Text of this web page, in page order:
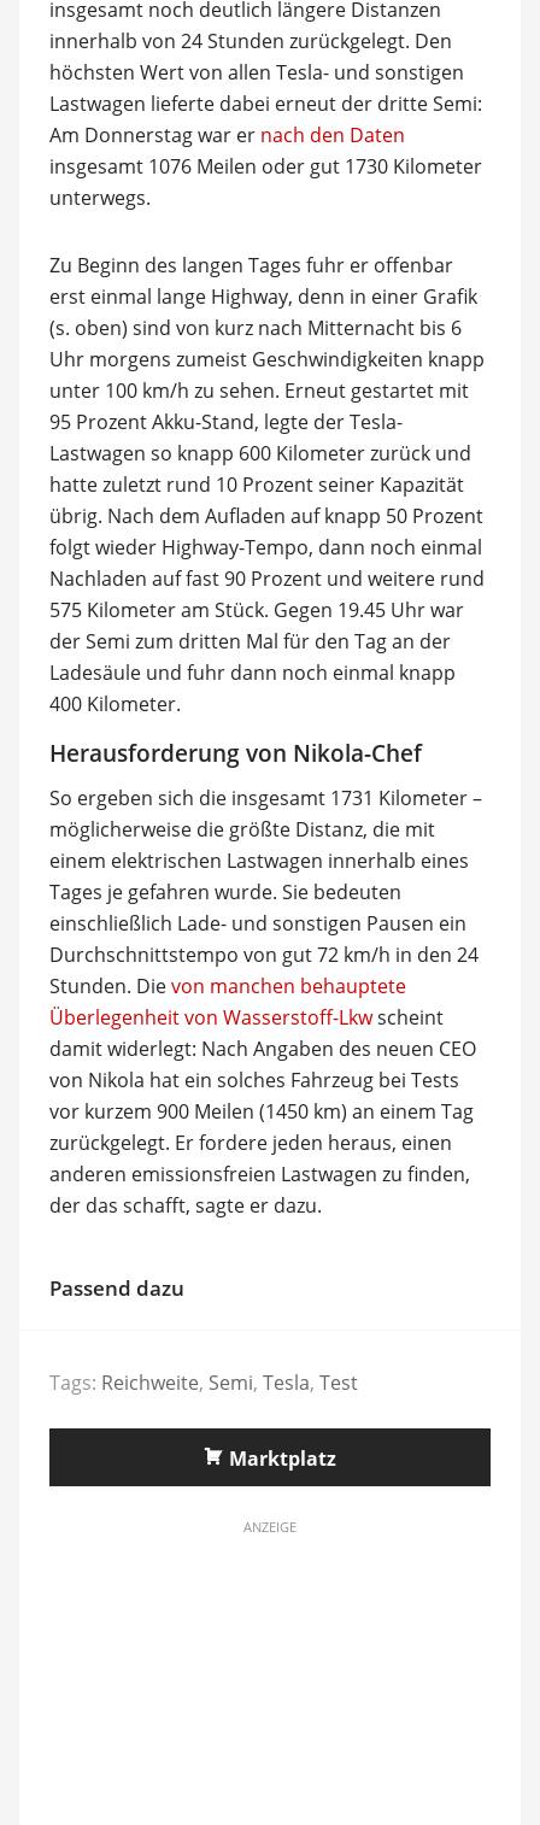
insgesamt noch deutlich längere Distanzen
innerhalb von 24 Stunden zurückgelegt. Den
höchsten Wert von allen Tesla- und sonstigen
Lastwagen lieferte dabei erneut der dritte Semi:
Am Donnerstag war er nach den Daten
insgesamt 1076 Meilen oder gut 1730 Kilometer
unterwegs.
Zu Beginn des langen Tages fuhr er offenbar
erst einmal lange Highway, denn in einer Grafik
(s. oben) sind von kurz nach Mitternacht bis 6
Uhr morgens zumeist Geschwindigkeiten knapp
unter 100 km/h zu sehen. Erneut gestartet mit
95 Prozent Akku-Stand, legte der Tesla-
Lastwagen so knapp 600 Kilometer zurück und
hatte zuletzt rund 10 Prozent seiner Kapazität
übrig. Nach dem Aufladen auf knapp 50 Prozent
folgt wieder Highway-Tempo, dann noch einmal
Nachladen auf fast 90 Prozent und weitere rund
575 Kilometer am Stück. Gegen 19.45 Uhr war
der Semi zum dritten Mal für den Tag an der
Ladesäule und fuhr dann noch einmal knapp
400 Kilometer.
Herausforderung von Nikola-Chef
So ergeben sich die insgesamt 1731 Kilometer –
möglicherweise die größte Distanz, die mit
einem elektrischen Lastwagen innerhalb eines
Tages je gefahren wurde. Sie bedeuten
einschließlich Lade- und sonstigen Pausen ein
Durchschnittstempo von gut 72 km/h in den 24
Stunden. Dievon manchen behauptete
Überlegenheit von Wasserstoff-Lkwscheint
damit widerlegt: Nach Angaben des neuen CEO
von Nikola hat ein solches Fahrzeug bei Tests
vor kurzem 900 Meilen (1450 km) an einem Tag
zurückgelegt. Er fordere jeden heraus, einen
anderen emissionsfreien Lastwagen zu finden,
der das schafft, sagte er dazu.
Passend dazu
Tags: Reichweite, Semi, Tesla, Test
Marktplatz
ANZEIGE